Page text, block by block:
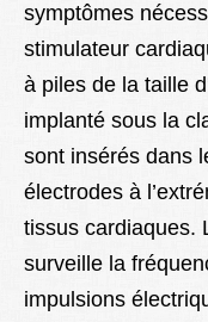
symptômes
stimulateur
à piles de la taille
implanté sous la
sont insérés dans
électrodes à
tissus cardiaques.
surveille la
impulsions